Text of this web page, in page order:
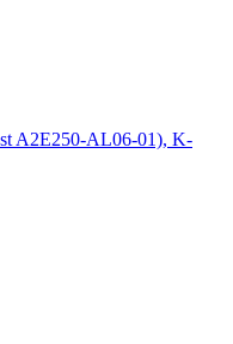
A2E250-AL06-01), K-